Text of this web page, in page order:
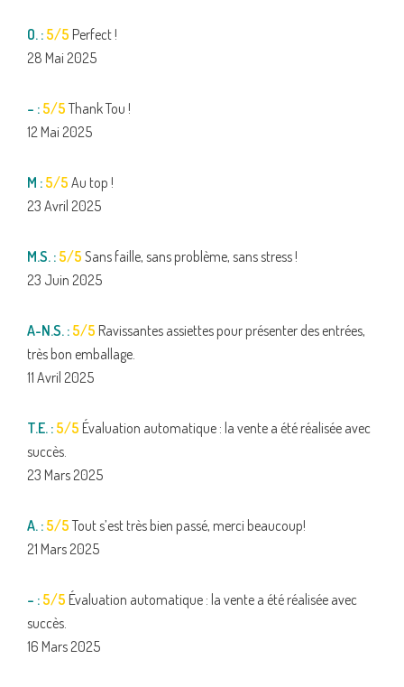
O. : 5/5 Perfect !
28 Mai 2025
– : 5/5 Thank Tou !
12 Mai 2025
M : 5/5 Au top !
23 Avril 2025
M.S. : 5/5 Sans faille, sans problème, sans stress !
23 Juin 2025
A-N.S. : 5/5 Ravissantes assiettes pour présenter des entrées,
très bon emballage.
11 Avril 2025
T.E. : 5/5 Évaluation automatique : la vente a été réalisée avec
succès.
23 Mars 2025
A. : 5/5 Tout s’est très bien passé, merci beaucoup!
21 Mars 2025
– : 5/5 Évaluation automatique : la vente a été réalisée avec
succès.
16 Mars 2025